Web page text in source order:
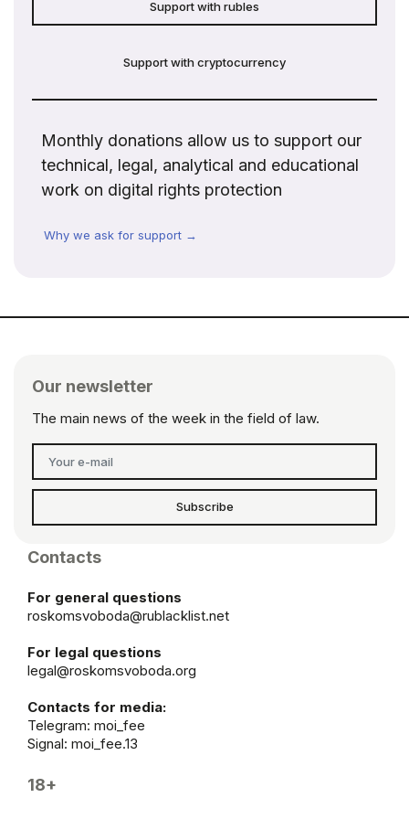
Support with rubles
Support with cryptocurrency
Monthly donations allow us to support our
technical, legal, analytical and educational
work on digital rights protection
Why we ask for support →
Our newsletter
The main news of the week in the field of law.
Subscribe
Contacts
For general questions
roskomsvoboda@rublacklist.net
For legal questions
legal@roskomsvoboda.org
Contacts for media:
Telegram: moi_fee
Signal: moi_fee.13
18+